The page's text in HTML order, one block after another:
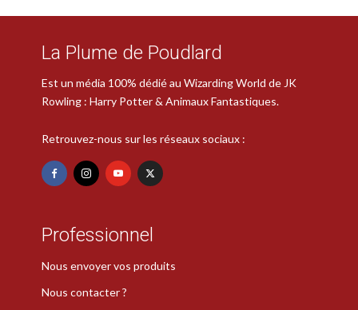
La Plume de Poudlard
Est un média 100% dédié au Wizarding World de JK
Rowling : Harry Potter & Animaux Fantastiques.
Retrouvez-nous sur les réseaux sociaux :
Professionnel
Nous envoyer vos produits
Nous contacter ?